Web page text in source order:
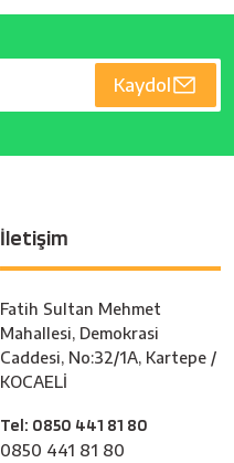
Kaydol
İletişim
Fatih Sultan Mehmet
Mahallesi, Demokrasi
Caddesi, No:32/1A, Kartepe /
KOCAELİ
Tel: 0850 441 81 80
0850 441 81 80